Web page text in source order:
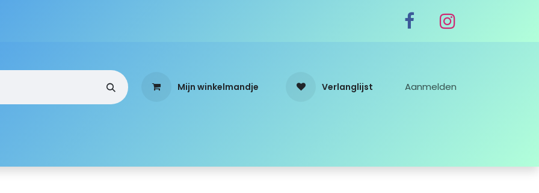
Mijn winkelmandje Verlanglijst Aanmelden